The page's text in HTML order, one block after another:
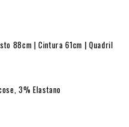
88cm | Cintura 61cm | Quadril
3% Elastano